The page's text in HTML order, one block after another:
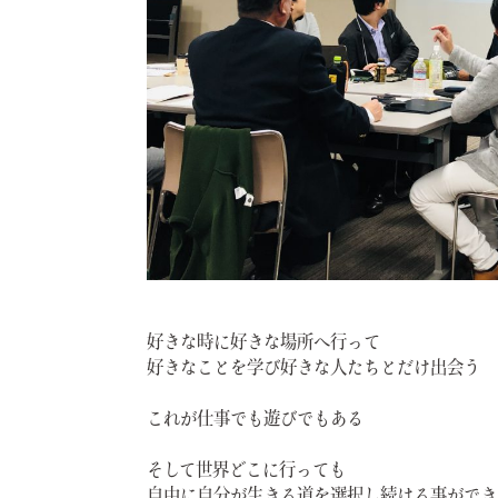
好きな時に好きな場所へ行って
好きなことを学び好きな人たちとだけ出会う
これが仕事でも遊びでもある
そして世界どこに行っても